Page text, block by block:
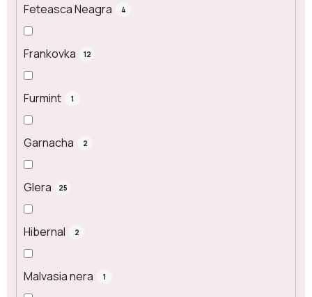
Feteasca Neagra 4
Frankovka 12
Furmint 1
Garnacha 2
Glera 25
Hibernal 2
Malvasia nera 1